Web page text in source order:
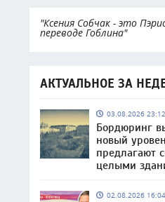
"Ксения Собчак - это
переводе Гоблина"
АКТУАЛЬНОЕ ЗА
03.08.2026 23:12
Бордюринг
новый
предлагают
целыми
02.08.2026 16:04